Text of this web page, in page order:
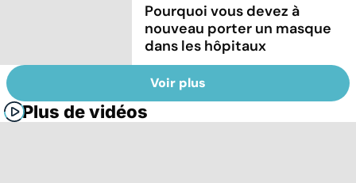
Pourquoi vous devez à
nouveau porter un masque
dans les hôpitaux
Voir plus
Plus de vidéos